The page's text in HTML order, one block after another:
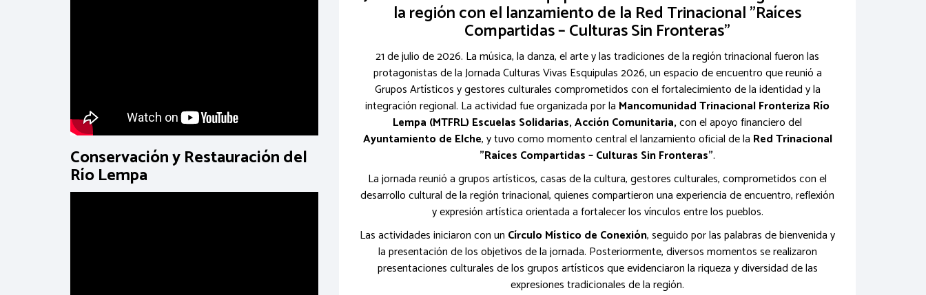
Conservación y Restauración del
Río Lempa
la región con el lanzamiento de la Red Trinacional "Raíces
Compartidas – Culturas Sin Fronteras"
21 de julio de 2026. La música, la danza, el arte y las tradiciones de la región trinacional fueron las
protagonistas de la Jornada Culturas Vivas Esquipulas 2026, un espacio de encuentro que reunió a
Grupos Artísticos y gestores culturales comprometidos con el fortalecimiento de la identidad y la
integración regional. La actividad fue organizada por la Mancomunidad Trinacional Fronteriza Río
Lempa (MTFRL)Escuelas Solidarias, Acción Comunitaria,con el apoyo financiero del
Ayuntamiento de Elche, y tuvo como momento central el lanzamiento oficial de la Red Trinacional
"Raíces Compartidas – Culturas Sin Fronteras".
La jornada reunió a grupos artísticos, casas de la cultura, gestores culturales, comprometidos con el
desarrollo cultural de la región trinacional, quienes compartieron una experiencia de encuentro, reflexión
y expresión artística orientada a fortalecer los vínculos entre los pueblos.
Las actividades iniciaron con un Círculo Místico de Conexión, seguido por las palabras de bienvenida y
la presentación de los objetivos de la jornada. Posteriormente, diversos momentos se realizaron
presentaciones culturales de los grupos artísticos que evidenciaron la riqueza y diversidad de las
expresiones tradicionales de la región.